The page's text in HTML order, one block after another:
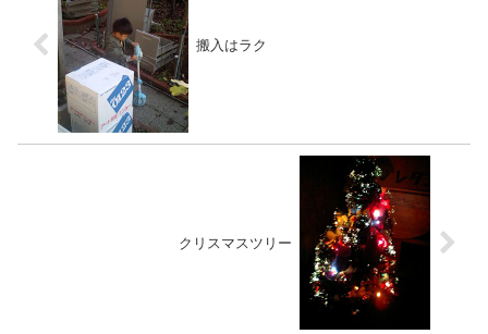
搬入はラク
クリスマスツリー